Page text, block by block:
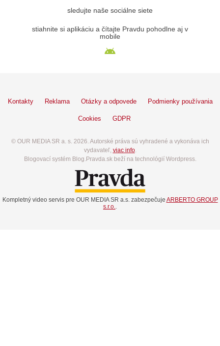
sledujte naše sociálne siete
stiahnite si aplikáciu a čítajte Pravdu pohodlne aj v
mobile
Kontakty Reklama Otázky a odpovede Podmienky používania
Cookies GDPR
© OUR MEDIA SR a. s. 2026. Autorské práva sú vyhradené a vykonáva ich
vydavateľ, viac info.
Blogovací systém Blog.Pravda.sk beží na technológií Wordpress.
Kompletný video servis pre OUR MEDIA SR a.s. zabezpečuje ARBERTO GROUP
s.r.o..